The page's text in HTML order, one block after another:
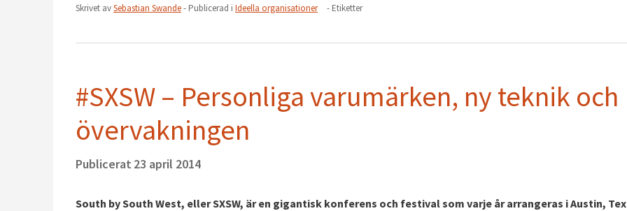
Skrivet avSebastian Swande- Publicerad i Ideella organisationer - Etiketter
#SXSW – Personliga varumärken, ny teknik och
övervakningen
Publicerat 23 april 2014
South by South West, eller SXSW, är en gigantisk konferens och festival som varje år arrangeras i Austin,